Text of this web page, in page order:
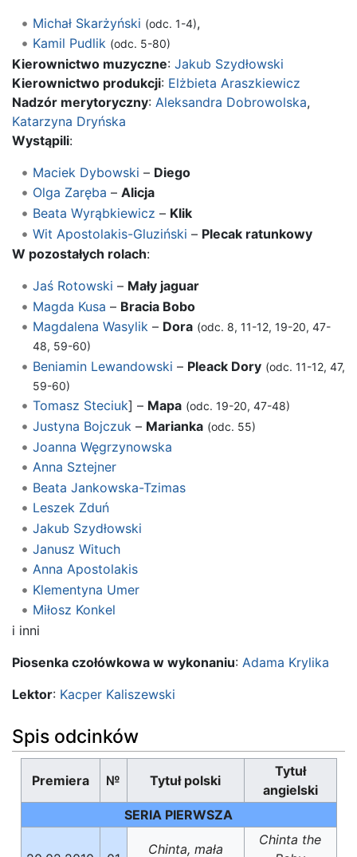
Michał Skarżyński (odc. 1-4),
Kamil Pudlik (odc. 5-80)
Kierownictwo muzyczne: Jakub Szydłowski
Kierownictwo produkcji: Elżbieta Araszkiewicz
Nadzór merytoryczny: Aleksandra Dobrowolska,
Katarzyna Dryńska
Wystąpili:
Maciek Dybowski – Diego
Olga Zaręba – Alicja
Beata Wyrąbkiewicz – Klik
Wit Apostolakis-Gluziński – Plecak ratunkowy
W pozostałych rolach:
Jaś Rotowski – Mały jaguar
Magda Kusa – Bracia Bobo
Magdalena Wasylik– Dora (odc. 8, 11-12, 19-20, 47-
48, 59-60)
Beniamin Lewandowski – Pleack Dory (odc. 11-12, 47,
59-60)
Tomasz Steciuk] – Mapa (odc. 19-20, 47-48)
Justyna Bojczuk– Marianka (odc. 55)
Joanna Węgrzynowska
Anna Sztejner
Beata Jankowska-Tzimas
Leszek Zduń
Jakub Szydłowski
Janusz Wituch
Anna Apostolakis
Klementyna Umer
Miłosz Konkel
i inni
Piosenka czołówkowa w wykonaniu: Adama Krylika
Lektor: Kacper Kaliszewski
Spis odcinków
Premiera № Tytuł polski
Tytuł
angielski
SERIA PIERWSZA
Chinta, mała
Chinta the